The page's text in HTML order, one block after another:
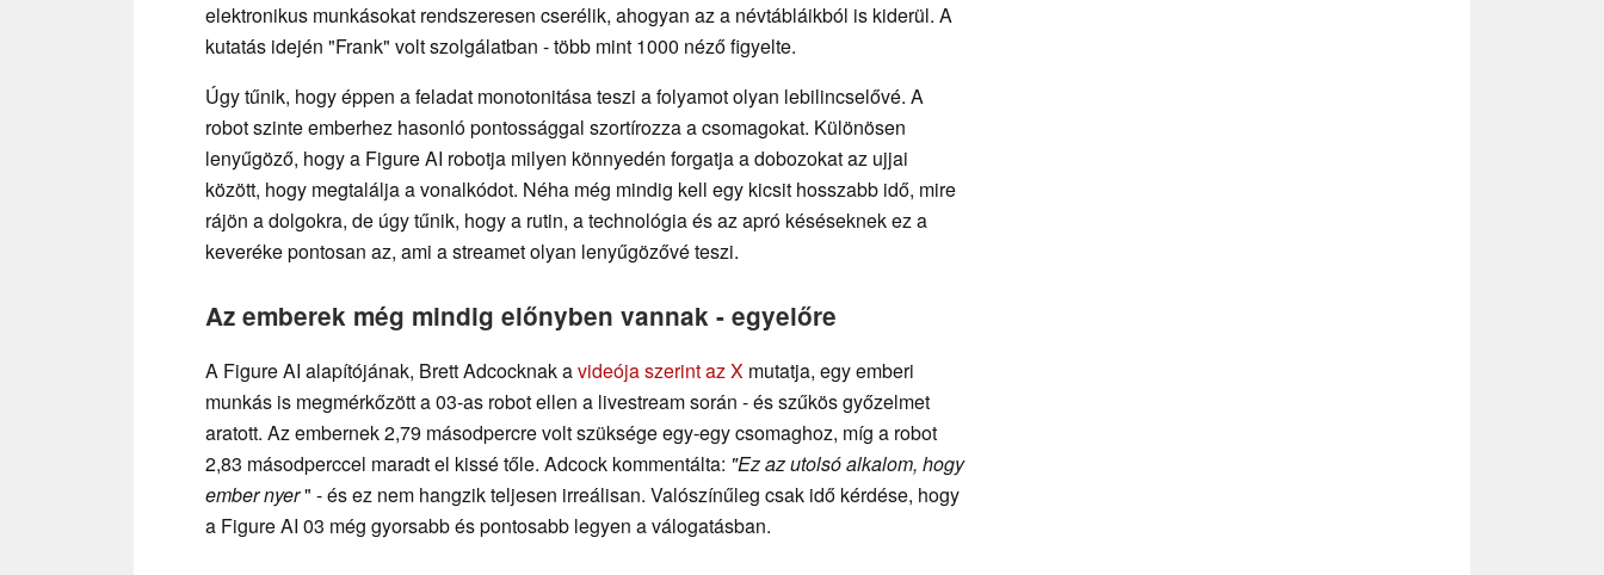
elektronikus munkásokat rendszeresen cserélik, ahogyan az a névtábláikból is kiderül. A
kutatás idején "Frank" volt szolgálatban - több mint 1000 néző figyelte.
Úgy tűnik, hogy éppen a feladat monotonitása teszi a folyamot olyan lebilincselővé. A
robot szinte emberhez hasonló pontossággal szortírozza a csomagokat. Különösen
lenyűgöző, hogy a Figure AI robotja milyen könnyedén forgatja a dobozokat az ujjai
között, hogy megtalálja a vonalkódot. Néha még mindig kell egy kicsit hosszabb idő, mire
rájön a dolgokra, de úgy tűnik, hogy a rutin, a technológia és az apró késéseknek ez a
keveréke pontosan az, ami a streamet olyan lenyűgözővé teszi.
Az emberek még mindig előnyben vannak - egyelőre
A Figure AI alapítójának, Brett Adcocknak avideója szerint az X mutatja, egy emberi
munkás is megmérkőzött a 03-as robot ellen a livestream során - és szűkös győzelmet
aratott. Az embernek 2,79 másodpercre volt szüksége egy-egy csomaghoz, míg a robot
2,83 másodperccel maradt el kissé tőle. Adcock kommentálta: "Ez az utolsó alkalom, hogy
ember nyer" - és ez nem hangzik teljesen irreálisan. Valószínűleg csak idő kérdése, hogy
a Figure AI 03 még gyorsabb és pontosabb legyen a válogatásban.